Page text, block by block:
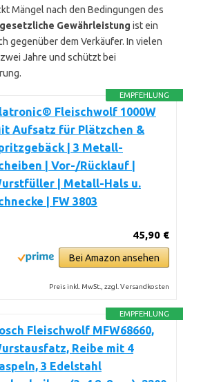
Mängel nach den Bedingungen des
gesetzliche Gewährleistung ist ein
gegenüber dem Verkäufer. In vielen
Jahre und schützt bei
EMPFEHLUNG
Fleischwolf 1000W
Aufsatz für Plätzchen &
| 3 Metall-
| Vor-/Rücklauf |
| Metall-Hals u.
| FW 3803
45,90 €
Bei Amazon ansehen
Preis inkl. MwSt., zzgl. Versandkosten
EMPFEHLUNG
Fleischwolf MFW68660,
Reibe mit 4
3 Edelstahl